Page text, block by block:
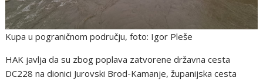
Kupa u pograničnom području, foto: Igor Pleše
HAK javlja da su zbog poplava zatvorene državna cesta
DC228 na dionici Jurovski Brod-Kamanje, županijska cesta